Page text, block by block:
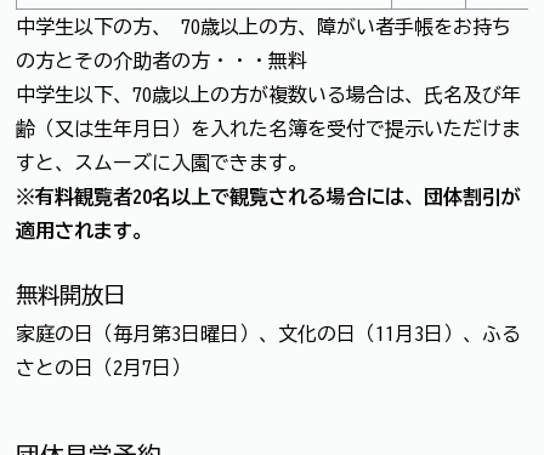
中学生以下の方、 70歳以上の方、障がい者手帳をお持ち
の方とその介助者の方・・・無料
中学生以下、70歳以上の方が複数いる場合は、氏名及び年
齢（又は生年月日）を入れた名簿を受付で提示いただけま
すと、スムーズに入園できます。
※有料観覧者20名以上で観覧される場合には、団体割引が
適用されます。
無料開放日
家庭の日（毎月第3日曜日）、文化の日（11月3日）、ふる
さとの日（2月7日）